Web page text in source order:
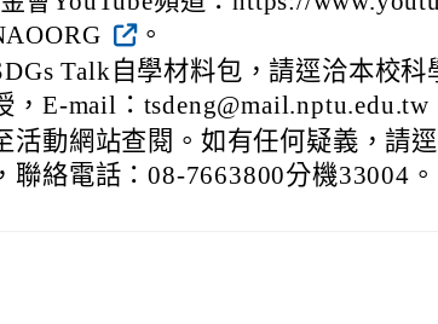
。
Talk自學材料包，請逕洽本校科
E-mail：tsdeng@mail.nptu.edu.tw
活動網站查閱。如有任何疑義，請
聯絡電話：08-7663800分機33004。